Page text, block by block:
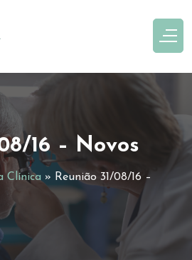
16 – Novos
Clínica » Reunião 31/08/16 –